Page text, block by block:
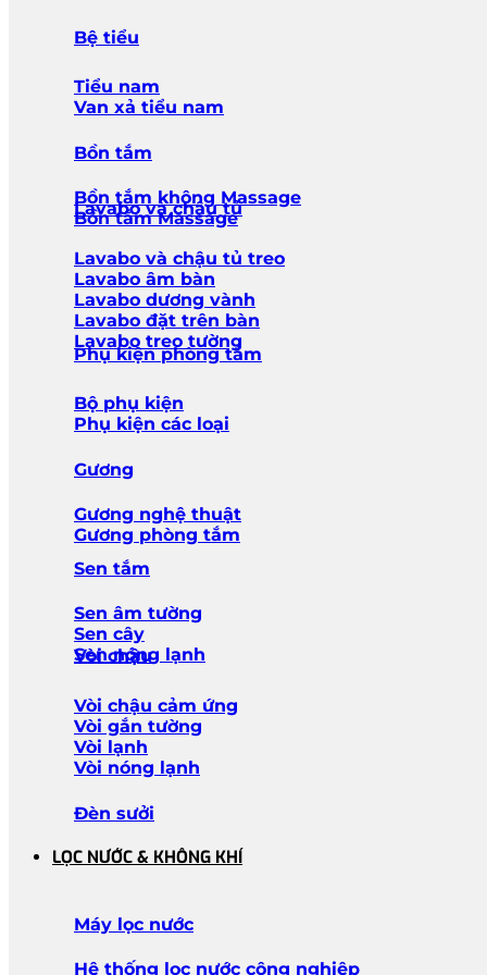
Bệ tiểu
Tiểu nam
Van xả tiểu nam
Bồn tắm
Bồn tắm không Massage
Bồn tắm Massage
Lavabo và chậu tủ
Lavabo và chậu tủ treo
Lavabo âm bàn
Lavabo dương vành
Lavabo đặt trên bàn
Lavabo treo tường
Phụ kiện phòng tắm
Bộ phụ kiện
Phụ kiện các loại
Gương
Gương nghệ thuật
Gương phòng tắm
Sen tắm
Sen âm tường
Sen cây
Sen nóng lạnh
Vòi chậu
Vòi chậu cảm ứng
Vòi gắn tường
Vòi lạnh
Vòi nóng lạnh
Đèn sưởi
LỌC NƯỚC & KHÔNG KHÍ
Máy lọc nước
Hệ thống lọc nước công nghiệp